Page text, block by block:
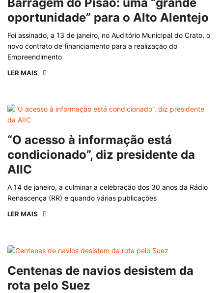
oportunidade” para o Alto Alentejo
Foi assinado, a 13 de janeiro, no Auditório Municipal do Crato, o
novo contrato de financiamento para a realização do
Empreendimento
LER MAIS
“O acesso à informação está
condicionado”, diz presidente da
AIIC
A 14 de janeiro, a culminar a celebração dos 30 anos da Rádio
Renascença (RR) e quando várias publicações
LER MAIS
Centenas de navios desistem da
rota pelo Suez